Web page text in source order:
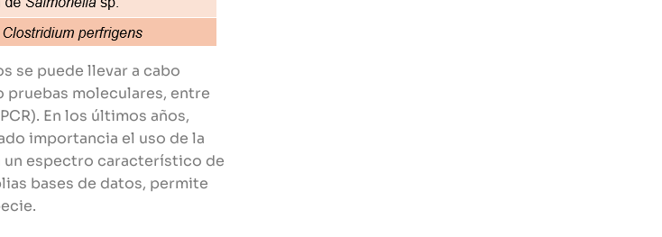
se puede llevar a cabo
moleculares, entre
En los últimos años,
importancia el uso de la
un espectro característico de
bases de datos, permite